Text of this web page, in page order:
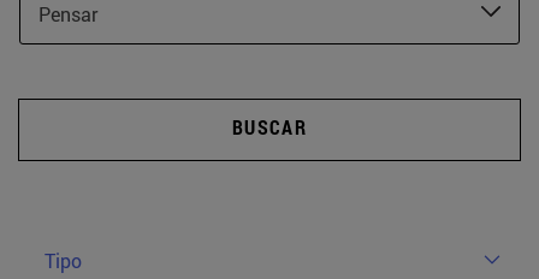
Pensar
BUSCAR
Tipo